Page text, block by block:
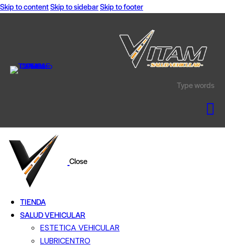
Skip to contentSkip to sidebarSkip to footer
Close
TIENDA
SALUD VEHICULAR
ESTETICA VEHICULAR
LUBRICENTRO